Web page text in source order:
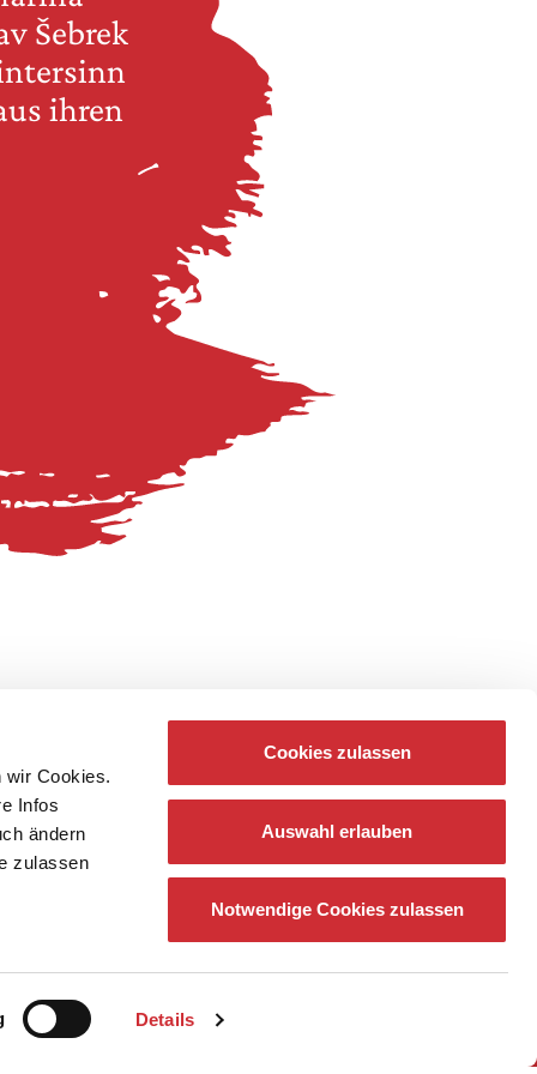
wir Cookies.
Infos
ändern
zulassen
Details
Cookies zulassen
Auswahl erlauben
Notwendige Cookies zulassen
Šebrek
ihren
Newsletter